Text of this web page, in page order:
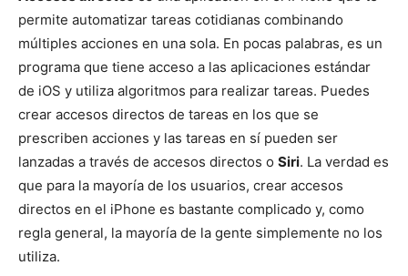
permite automatizar tareas cotidianas combinando
múltiples acciones en una sola. En pocas palabras, es un
programa que tiene acceso a las aplicaciones estándar
de iOS y utiliza algoritmos para realizar tareas. Puedes
crear accesos directos de tareas en los que se
prescriben acciones y las tareas en sí pueden ser
lanzadas a través de accesos directos o Siri. La verdad es
que para la mayoría de los usuarios, crear accesos
directos en el iPhone es bastante complicado y, como
regla general, la mayoría de la gente simplemente no los
utiliza.